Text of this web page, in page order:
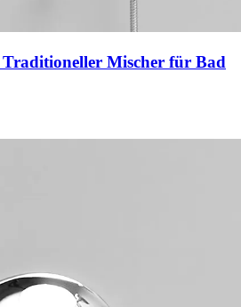
Mischer für Bad